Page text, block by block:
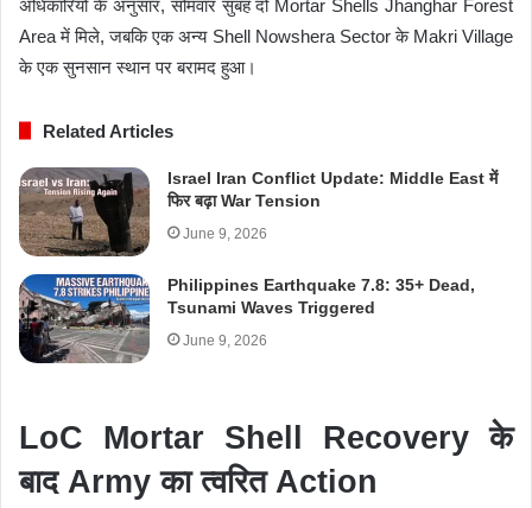
अधिकारियों के अनुसार, सोमवार सुबह दो Mortar Shells Jhanghar Forest
Area में मिले, जबकि एक अन्य Shell Nowshera Sector के Makri Village
के एक सुनसान स्थान पर बरामद हुआ।
Related Articles
Israel Iran Conflict Update: Middle East में
फिर बढ़ा War Tension
June 9, 2026
Philippines Earthquake 7.8: 35+ Dead,
Tsunami Waves Triggered
June 9, 2026
LoC Mortar Shell Recovery के
बाद Army का त्वरित Action